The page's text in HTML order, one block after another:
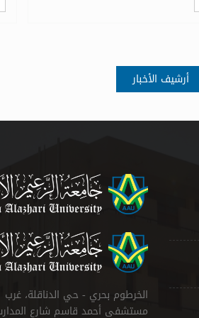
أرشيف الأخبار
الخرطوم بحري - حي الدناقلة، غرب
مستشفى أحمد قاسم شارع